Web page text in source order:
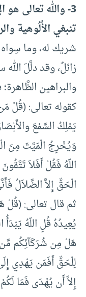
3- والله تعالى هو
تنبغي الأُلُوهية
شريك له، وما سِواه
زائلٌ، وقد دلَّلَ
والبراهين
كقوله تعالى: (قُلْ
يَمْلِكُ السَّمْعَ
وَيُخْرِجُ الْمَيَّتَ مِنَ
اللّهُ فَقُلْ أَفَلاَ
الْحَقِّ إِلاَّ الضَّلاَلُ
ثم قال تعالى: (قُلْ
يُعِيدُهُ قُلِ اللّهُ
هَلْ مِن شُرَكَآئِكُم
لِلْحَقِّ أَفَمَن يَهْدِي